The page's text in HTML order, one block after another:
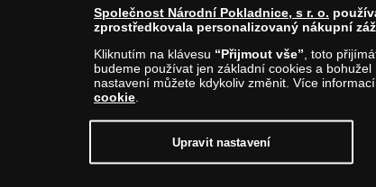
© Copyright 2026 - Národní Pokladnice, s. r. o.; Karolinská
E-mail: info@narodnipokladnice.cz,
Společnost zapsána v OR vedeném Městským soudem v
Upravit nastavení souborů cookie můžete
Společnost Národní Pokladnice, s r. o.
zprostředkovala personalizovaný nákupní
Kliknutím na klávesu “Přijmout vše” , toto
budeme používat jen základní cookies a
nastavení můžete kdykoliv změnit. Více
cookie
Upravit nastavení